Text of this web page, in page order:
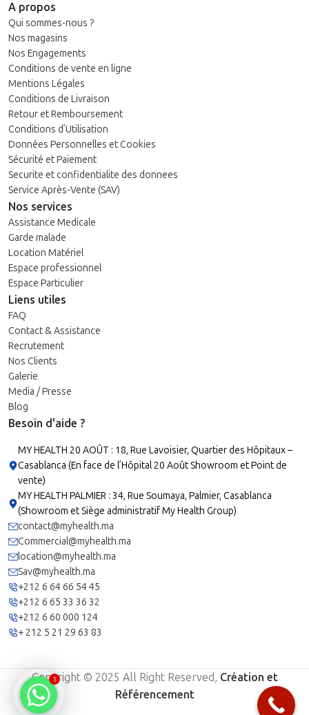
A propos
Qui sommes-nous ?
Nos magasins
Nos Engagements
Conditions de vente en ligne
Mentions Légales
Conditions de Livraison
Retour et Remboursement
Conditions d’Utilisation
Données Personnelles et Cookies
Sécurité et Paiement
Securite et confidentialite des donnees
Service Après-Vente (SAV)
Nos services
Assistance Medicale
Garde malade
Location Matériel
Espace professionnel
Espace Particulier
Liens utiles
FAQ
Contact & Assistance
Recrutement
Nos Clients
Galerie
Media / Presse
Blog
Besoin d'aide ?
MY HEALTH 20 AOÛT : 18, Rue Lavoisier, Quartier des Hôpitaux –
Casablanca (En face de l’Hôpital 20 Août Showroom et Point de
vente)
MY HEALTH PALMIER : 34, Rue Soumaya, Palmier, Casablanca
(Showroom et Siège administratif My Health Group)
contact@myhealth.ma
Commercial@myhealth.ma
location@myhealth.ma
Sav@myhealth.ma
+212 6 64 66 54 45
+212 6 65 33 36 32
+212 6 60 000 124
+ 212 5 21 29 63 83
Copyright © 2025 All Right Reserved, Création et
Référencement
1